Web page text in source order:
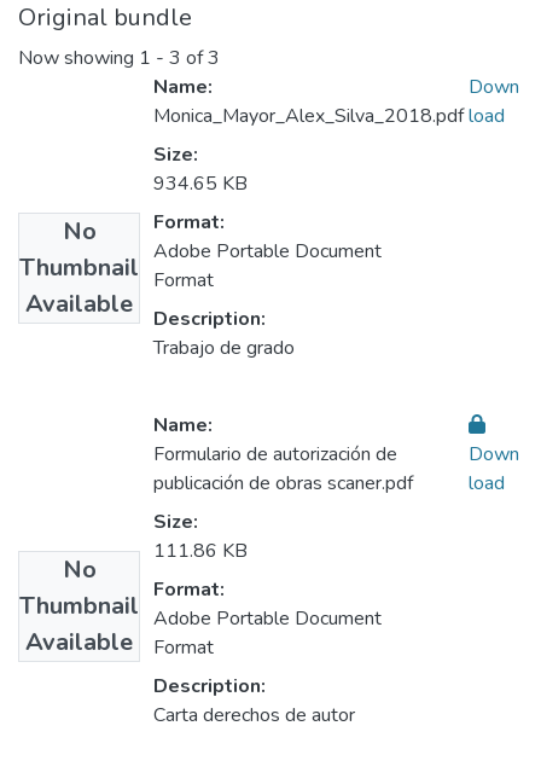
Original bundle
Now showing 1 - 3 of 3
No
Thumbnail
Available
Name:
Monica_Mayor_Alex_Silva_2018.pdf
Size:
934.65 KB
Format:
Adobe Portable Document
Format
Description:
Trabajo de grado
Down
load
No
Thumbnail
Available
Name:
Formulario de autorización de
publicación de obras scaner.pdf
Size:
111.86 KB
Format:
Adobe Portable Document
Format
Description:
Carta derechos de autor
Down
load